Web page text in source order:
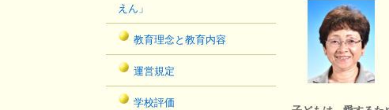
えん」
教育理念と教育内容
運営規定
学校評価